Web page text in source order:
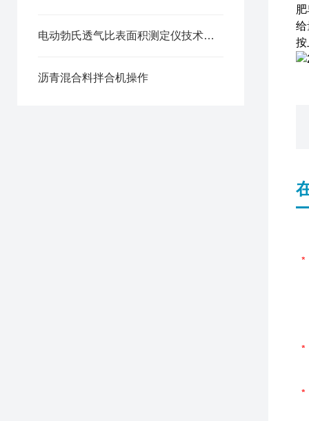
电动勃氏透气比表面积测定仪技术参数
沥青混合料拌合机操作
给